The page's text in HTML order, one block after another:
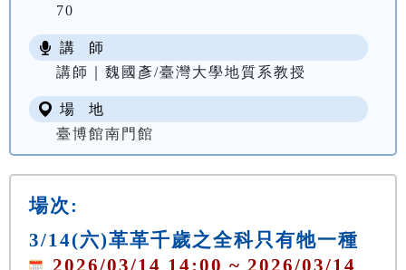
70
講 師
講師｜魏國彥/臺灣大學地質系教授
場 地
臺博館南門館
場次:
3/14(六)革革千歲之全科只有牠一種
2026/03/14 14:00 ~ 2026/03/14